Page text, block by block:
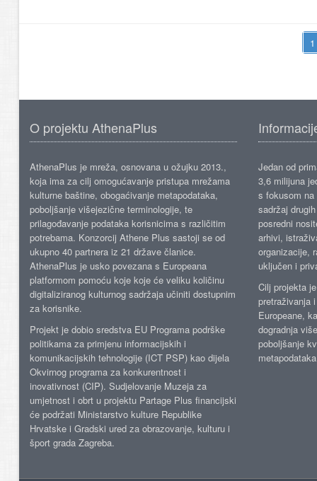
O projektu AthenaPlus
AthenaPlus je mreža, osnovana u ožujku 2013.,
koja ima za cilj omogućavanje pristupa mrežama
kulturne baštine, obogaćivanje metapodataka,
poboljšanje višejezične terminologije, te
prilagođavanje podataka korisnicima s različitim
potrebama. Konzorcij Athene Plus sastoji se od
ukupno 40 partnera iz 21 države članice.
AthenaPlus je usko povezana s Europeana
platformom pomoću koje koje će veliku količinu
digitaliziranog kulturnog sadržaja učiniti dostupnim
za korisnike.
Projekt je dobio sredstva EU Programa podrške
politikama za primjenu informacijskih i
komunikacijskih tehnologije (ICT PSP) kao dijela
Okvirnog programa za konkurentnost i
inovativnost (CIP). Sudjelovanje Muzeja za
umjetnost i obrt u projektu Partage Plus financijski
će podržati Ministarstvo kulture Republike
Hrvatske i Gradski ured za obrazovanje, kulturu i
šport grada Zagreba.
Jedan od
3,6 milijuna
s fokusom
sadržaj
posredni
arhivi,
organizacije,
uključen i
Cilj projekta
pretraživanja
Europeane,
dogradnja
poboljšanje